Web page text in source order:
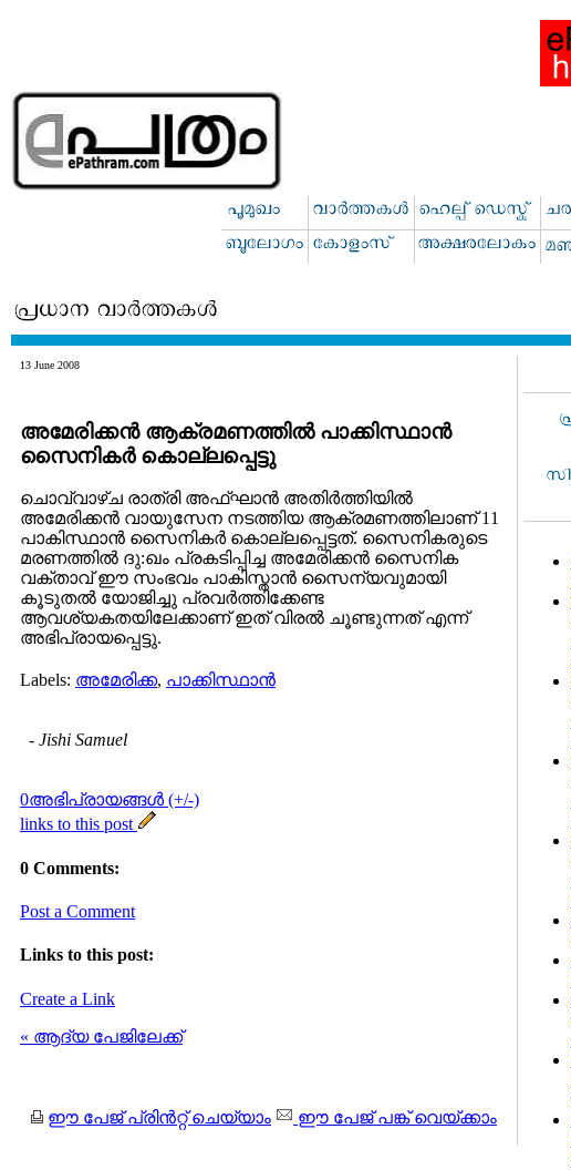
13 June 2008
അമേരിക്കന്‍ ആക്രമണത്തില്‍ പാക്കിസ്ഥാന്‍
സൈനികര്‍ കൊല്ലപ്പെട്ടു
ചൊവ്വാഴ്ച രാത്രി അഫ്ഘാന്‍ അതിര്‍ത്തിയില്‍
അമേരിക്കന്‍ വായുസേന നടത്തിയ ആക്രമണത്തിലാണ് 11
പാകിസ്ഥാന്‍ സൈനികര്‍ കൊല്ലപ്പെട്ടത്. സൈനികരുടെ
മരണത്തില്‍ ദു:ഖം പ്രകടിപ്പിച്ച അമേരിക്കന്‍ സൈനിക
വക്താവ് ഈ സംഭവം പാകിസ്താന്‍ സൈന്യവുമായി
കൂടുതല്‍ യോജിച്ചു പ്രവര്‍ത്തിക്കേണ്ട
ആവശ്യകതയിലേക്കാണ് ഇത് വിരല്‍ ചൂണ്ടുന്നത് എന്ന്
അഭിപ്രായപ്പെട്ടു.
Labels: അമേരിക്ക, പാക്കിസ്ഥാന്‍
- Jishi Samuel
0അഭിപ്രായങ്ങള്‍ (+/-)
links to this post
0 Comments:
Post a Comment
Links to this post:
Create a Link
« ആദ്യ പേജിലേക്ക്
ഈ പേജ് പ്രിന്‍റ്റ് ചെയ്യാം ഈ പേജ് പങ്ക് വെയ്ക്കാം